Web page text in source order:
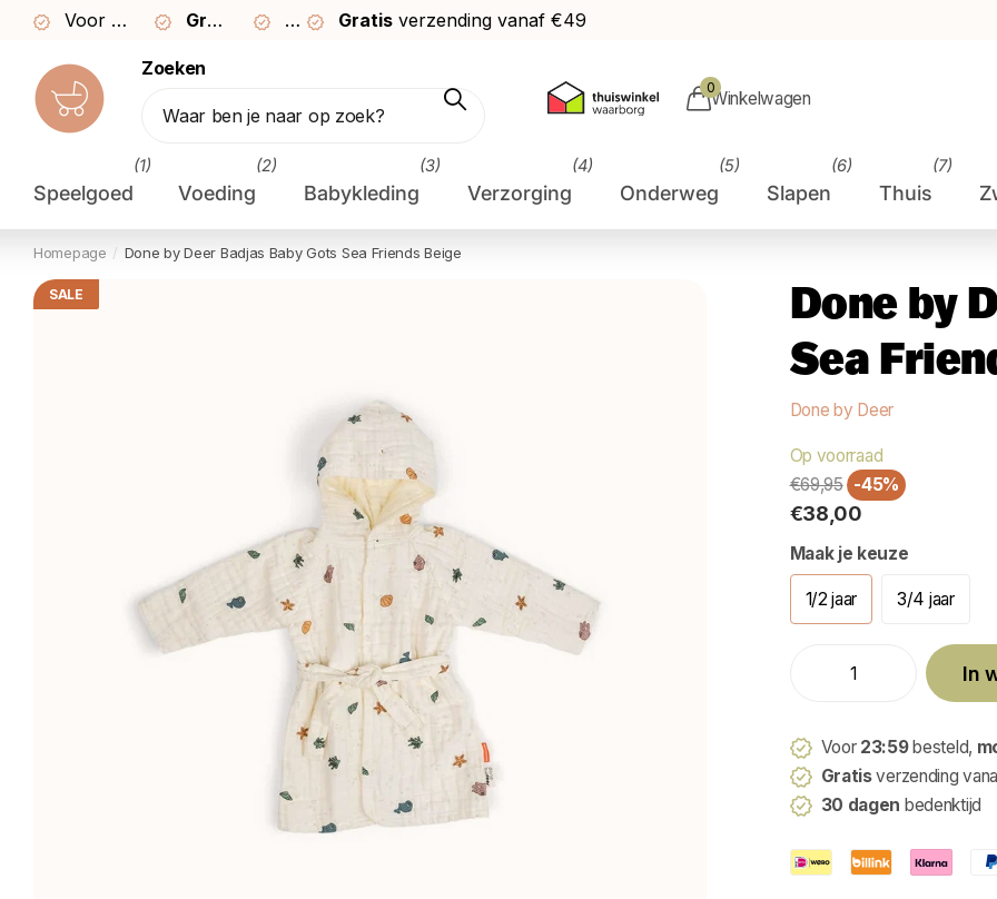
Voor 23:59besteld, morgen bezorgd*
Gratis verzending vanaf €49
30 dagenbedenktijd
Gratis verzending vanaf €49
Zoeken
Winkelwagen
0
Speelgoed
(1)
Voeding
(2)
Babykleding
(3)
Verzorging
(4)
Onderweg
(5)
Slapen
(6)
Thuis
(7)
Homepage Done by Deer Badjas Baby Gots Sea Friends Beige
SALE
Done by
Sea
Done by Deer
Op voorraad
€69,95 -45%
€38,00
Maak je keuze
1/2 jaar 3/4 jaar
In
Voor 23:59besteld,
Gratisverzending
30 dagen bedenktijd